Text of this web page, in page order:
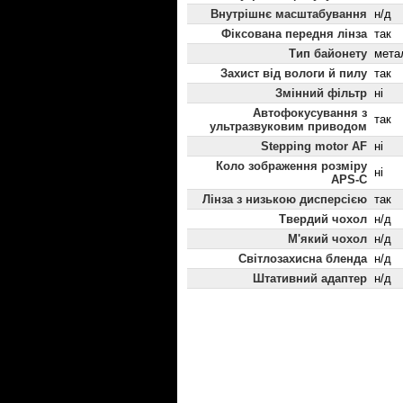
Внутрішнє масштабування
н/д
Фіксована передня лінза так
Тип байонету
Захист від вологи й пилу так
Змінний фільтр ні
Автофокусування з
ультразвуковим приводом
так
Stepping motor AF ні
Коло зображення розміру
APS-C
ні
Лінза з низькою дисперсією так
Твердий чохол н/д
М'який чохол н/д
Світлозахисна бленда н/д
Штативний адаптер н/д